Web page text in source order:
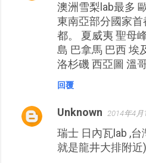
澳洲雪梨lab最多
東南亞部分國家
都。 夏威夷 聖母
島 巴拿馬 巴西 埃
洛杉磯 西亞圖 溫
回覆
Unknown 2014年4月
瑞士 日內瓦lab ,
就是龍井大排附